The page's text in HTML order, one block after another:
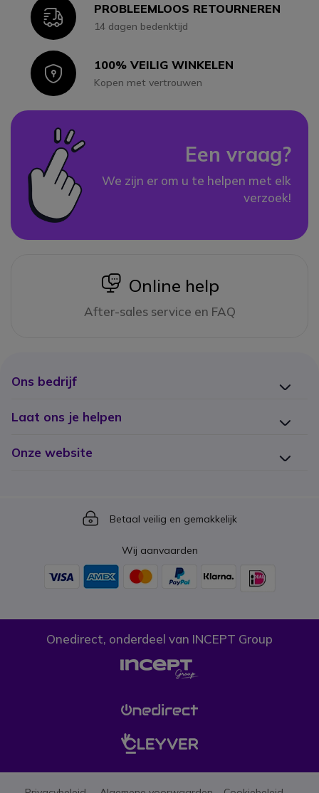
IconPROBLEEMLOOS RETOURNEREN
14 dagen bedenktijd
Icon100% VEILIG WINKELEN
Kopen met vertrouwen
Een vraag?
We zijn er om u te helpen met elk
verzoek!
icon
Online help
After-sales service en FAQ
Ons bedrijf
Laat ons je helpen
Onze website
Icon
Betaal veilig en gemakkelijk
Wij aanvaarden
Onedirect, onderdeel van INCEPT Group